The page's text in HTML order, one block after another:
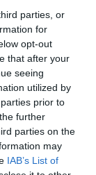
parties, or
for
opt-out
that after your
seeing
utilized by
prior to
further
parties on the
may
IAB’s List of
Jaume
(Saba) i
de
portes
de